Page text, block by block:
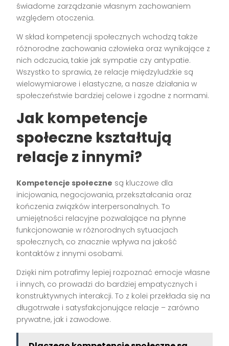
świadome zarządzanie własnym zachowaniem
względem otoczenia.
W skład kompetencji społecznych wchodzą także
różnorodne zachowania człowieka oraz wynikające z
nich odczucia, takie jak sympatie czy antypatie.
Wszystko to sprawia, że relacje międzyludzkie są
wielowymiarowe i elastyczne, a nasze działania w
społeczeństwie bardziej celowe i zgodne z normami.
Jak kompetencje
społeczne kształtują
relacje z innymi?
Kompetencje społeczne są kluczowe dla
inicjowania, negocjowania, przekształcania oraz
kończenia związków interpersonalnych. To
umiejętności relacyjne pozwalające na płynne
funkcjonowanie w różnorodnych sytuacjach
społecznych, co znacznie wpływa na jakość
kontaktów z innymi osobami.
Dzięki nim potrafimy lepiej rozpoznać emocje własne
i innych, co prowadzi do bardziej empatycznych i
konstruktywnych interakcji. To z kolei przekłada się na
długotrwałe i satysfakcjonujące relacje – zarówno
prywatne, jak i zawodowe.